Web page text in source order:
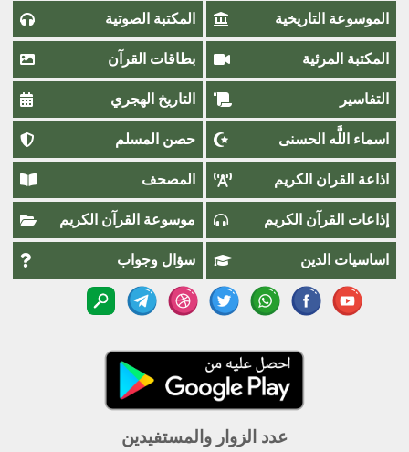
الموسوعة التاريخية المكتبة الصوتية
المكتبة المرئية بطاقات القرآن
التفاسير التاريخ الهجري
اسماء اللَّٰه الحسنى حصن المسلم
اذاعة القران الكريم المصحف
إذاعات القرآن الكريم موسوعة القرآن الكريم
اساسيات الدين سؤال وجواب
عدد الزوار والمستفيدين